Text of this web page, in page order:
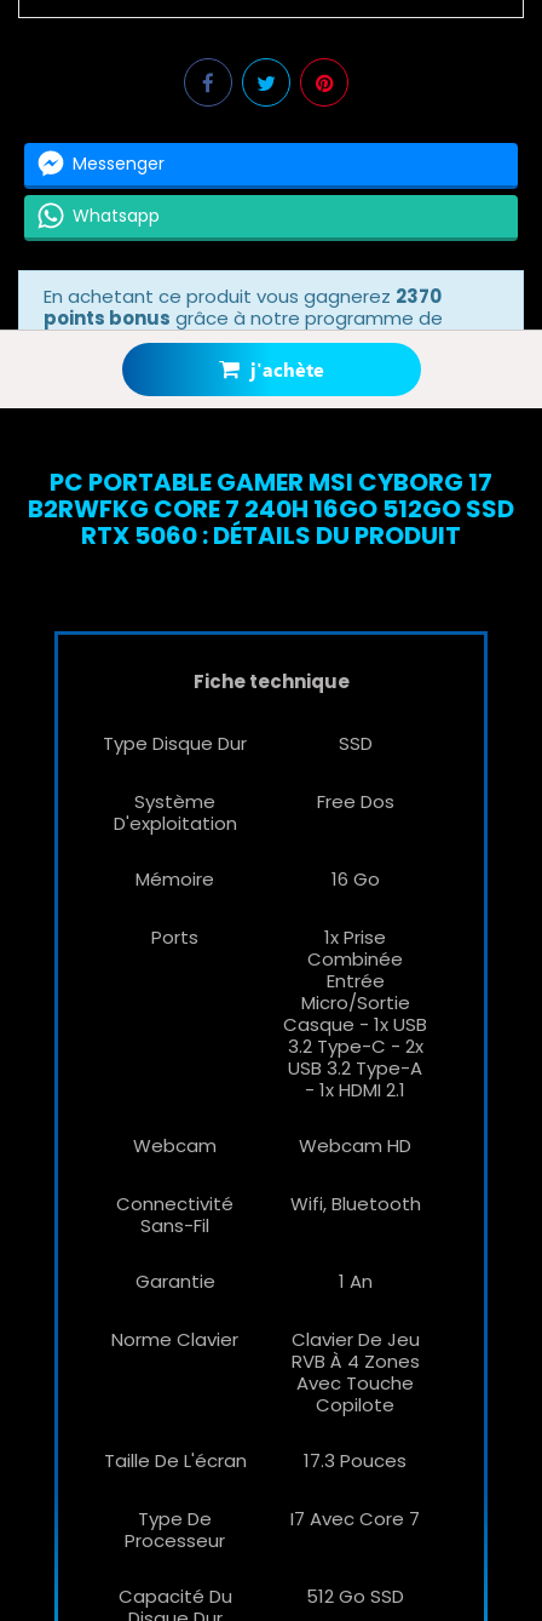
j'achète
Messenger
Whatsapp
En achetant ce produit vous gagnerez 2370
points bonus grâce à notre programme de
fidélité. Votre panier totalisera2370 points
PC PORTABLE GAMER MSI CYBORG 17
B2RWFKG CORE 7 240H 16GO 512GO SSD
RTX 5060 : DÉTAILS DU PRODUIT
Fiche technique
Type Disque Dur SSD
Système
D'exploitation
Free Dos
Mémoire 16 Go
Ports
1x Prise
Combinée
Entrée
Micro/sortie
Casque - 1x USB
3.2 Type-C - 2x
USB 3.2 Type-A
- 1x HDMI 2.1
Webcam Webcam HD
Connectivité
Sans-Fil
Wifi, Bluetooth
Garantie 1 An
Norme Clavier
Clavier De Jeu
RVB À 4 Zones
Avec Touche
Copilote
Taille De L'écran 17.3 Pouces
Type De
Processeur
I7 Avec Core 7
Capacité Du
512 Go SSD